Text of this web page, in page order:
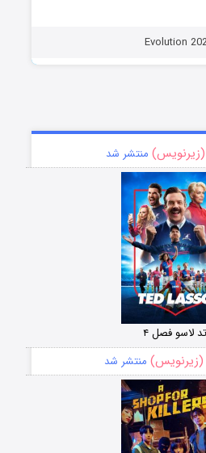
منتشر شد
تد لاسو فصل ۴
منتشر شد